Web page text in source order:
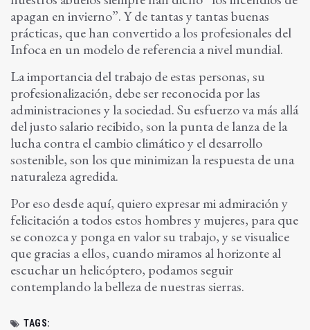
apagan en invierno”. Y de tantas y tantas buenas
prácticas, que han convertido a los profesionales del
Infoca en un modelo de referencia a nivel mundial.
La importancia del trabajo de estas personas, su
profesionalización, debe ser reconocida por las
administraciones y la sociedad. Su esfuerzo va más allá
del justo salario recibido, son la punta de lanza de la
lucha contra el cambio climático y el desarrollo
sostenible, son los que minimizan la respuesta de una
naturaleza agredida.
Por eso desde aquí, quiero expresar mi admiración y
felicitación a todos estos hombres y mujeres, para que
se conozca y ponga en valor su trabajo, y se visualice
que gracias a ellos, cuando miramos al horizonte al
escuchar un helicóptero, podamos seguir
contemplando la belleza de nuestras sierras.
TAGS: